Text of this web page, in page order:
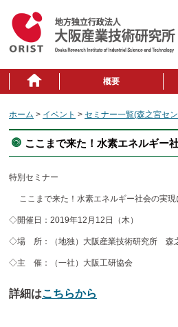
概要
ホーム > イベント > セミナー一覧(森之宮セ
ここまで来た！水素エネルギー
特別セミナー
ここまで来た！水素エネルギー社会の実現
◇開催日：2019年12月12日（木）
◇場 所：（地独）大阪産業技術研究所 森
◇主 催：（一社）大阪工研協会
詳細はこちらから